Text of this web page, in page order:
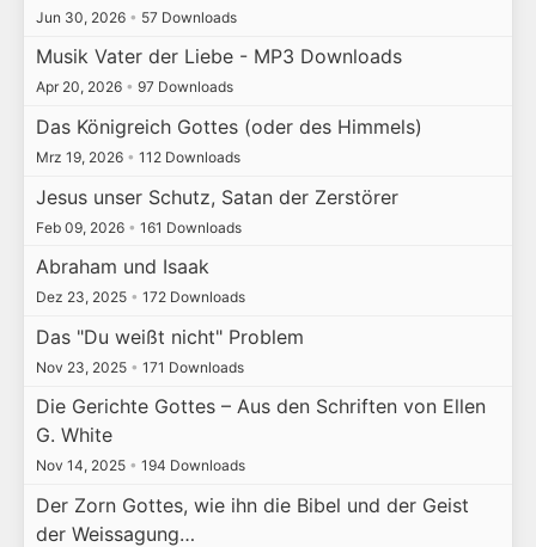
Jun 30, 2026 • 57 Downloads
Musik Vater der Liebe - MP3 Downloads
Apr 20, 2026 • 97 Downloads
Das Königreich Gottes (oder des Himmels)
Mrz 19, 2026 • 112 Downloads
Jesus unser Schutz, Satan der Zerstörer
Feb 09, 2026 • 161 Downloads
Abraham und Isaak
Dez 23, 2025 • 172 Downloads
Das "Du weißt nicht" Problem
Nov 23, 2025 • 171 Downloads
Die Gerichte Gottes – Aus den Schriften von Ellen
G. White
Nov 14, 2025 • 194 Downloads
Der Zorn Gottes, wie ihn die Bibel und der Geist
der Weissagung…